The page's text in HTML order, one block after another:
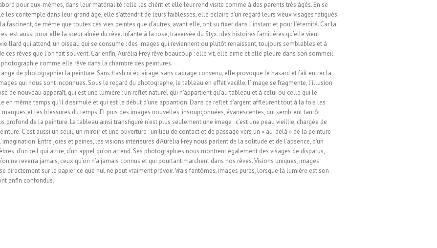
pour eux-mêmes, dans leur matérialité : elle les chérit et elle leur rend visite comme à des parents très âgés. En se
les contemple dans leur grand âge, elle s’attendrit de leurs faiblesses, elle éclaire d’un regard leurs vieux visages fatigués.
fascinent, de même que toutes ces vies peintes que d’autres, avant elle, ont su fixer dans l’instant et pour l’éternité. Car la
est aussi pour elle la sœur aînée du rêve. Infante à la rose, traversée du Styx : des histoires familières qu’elle vient
qui attend, un oiseau qui se consume : des images qui reviennent ou plutôt renaissent, toujours semblables et à
ces rêves que l’on fait souvent. Car enfin, Aurélia Frey rêve beaucoup : elle vit, elle aime et elle pleure dans son sommeil.
comme elle rêve dans la chambre des peintures.
de photographier la peinture. Sans flash ni éclairage, sans cadrage convenu, elle provoque le hasard et fait entrer la
qui nous sont inconnues. Sous le regard du photographe, le tableau en effet vacille, l’image se fragmente, l’illusion
de nouveau apparaît, qui est une lumière : un reflet naturel qui n’appartient qu’au tableau et à celui ou celle qui le
même temps qu’il dissimule et qui est le début d’une apparition. Dans ce reflet d’argent affleurent tout à la fois les
et les blessures du temps. Et puis des images nouvelles, insoupçonnées, évanescentes, qui semblent tantôt
de la peinture. Le tableau ainsi transfiguré n’est plus seulement une image : c’est une peau vieillie, chargée de
C’est aussi un seuil, un miroir et une ouverture : un lieu de contact et de passage vers un « au-delà » de la peinture
Entre joies et peines, les visions intérieures d’Aurélia Frey nous parlent de la solitude et de l’absence, d’un
d’un œil qui attire, d’un appel qu’on attend. Ses photographies nous montrent également des visages de disparus,
ne reverra jamais, ceux qu’on n’a jamais connus et qui pourtant marchent dans nos rêves. Visions uniques, images
directement sur le papier ce que nul ne peut vraiment prévoir. Vrais fantômes, images pures, lorsque la lumière est son
enfin confondus.